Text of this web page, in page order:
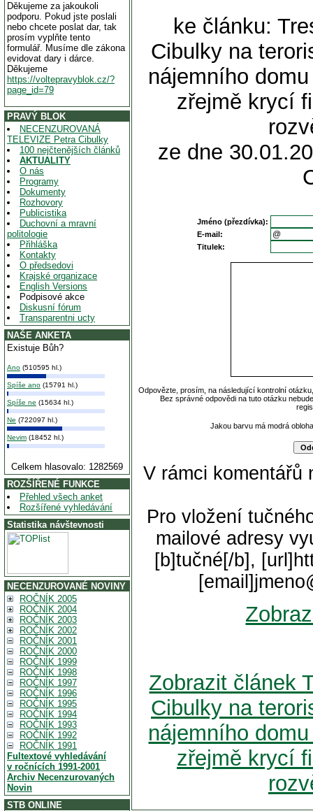
Děkujeme za jakoukoli
podporu. Pokud jste poslali
nebo chcete poslat dar, tak
prosím vyplňte tento
formulář. Musíme dle zákona
evidovat dary i dárce.
Děkujeme
https://voltepravyblok.cz/?
page_id=79
PRAVÝ BLOK
NECENZUROVANÁ
TELEVIZE Petra Cibulky
100 nejčtenějších článků
AKTUALITY
O nás
Programy
Dokumenty
Rozhovory
Publicistika
Duchovní a mravní
politologie
Přihláška
Kontakty
O předsedovi
Krajské organizace
English Versions
Podpisové akce
Diskusní fórum
Transparentni ucty
NAŠE ANKETA
Existuje Bůh?
Ano (510595 hl.)
Spíše ano (15791 hl.)
Spíše ne (15634 hl.)
Ne (722097 hl.)
Nevim (18452 hl.)
Celkem hlasovalo: 1282569
ROZŠÍŘENÉ FUNKCE
Přehled všech anket
Rozšířené vyhledávání
Statistika návštevnosti
NECENZUROVANÉ NOVINY
ROČNÍK 2005
ROČNÍK 2004
ROČNÍK 2003
ROČNÍK 2002
ROČNÍK 2001
ROČNÍK 2000
ROČNÍK 1999
ROČNÍK 1998
ROČNÍK 1997
ROČNÍK 1996
ROČNÍK 1995
ROČNÍK 1994
ROČNÍK 1993
ROČNÍK 1992
ROČNÍK 1991
Fultextové vyhledávání
v ročnících 1991-2001
Archiv Necenzurovaných
Novin
STB ONLINE
ke článku:
Cibulky na
nájemního
zřejmě krycí
ze dne
Jméno (přezdívka):
E-mail:
Titulek:
Odpovězte, prosím, na následující kontrolní
Bez správné odpovědi na tuto otázku
Jakou barvu má modrá
V rámci komentářů
Pro vložení
mailové adresy
[b]tučné[/b],
Zobrazit článek
Cibulky na
nájemního
zřejmě krycí